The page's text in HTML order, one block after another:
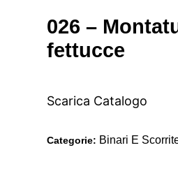
026 –
fettucce
Scarica Catalogo
Categorie: Binari E